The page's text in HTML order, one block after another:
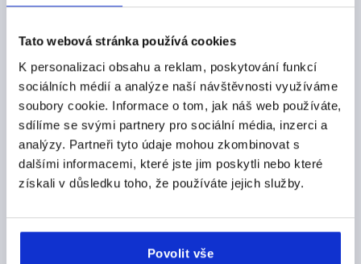
Tato webová stránka používá cookies
K personalizaci obsahu a reklam, poskytování funkcí
sociálních médií a analýze naší návštěvnosti využíváme
soubory cookie. Informace o tom, jak náš web používáte,
sdílíme se svými partnery pro sociální média, inzerci a
analýzy. Partneři tyto údaje mohou zkombinovat s
dalšími informacemi, které jste jim poskytli nebo které
získali v důsledku toho, že používáte jejich služby.
Povolit vše
Objednací číslo:K0149.65010X30
CZK298.87
bez DPH
plus náklady na dopravu
K0149 L
HVĚZDICOVÁ ÚCHYTKA PODOBNÉ DIN6336 M10X40,